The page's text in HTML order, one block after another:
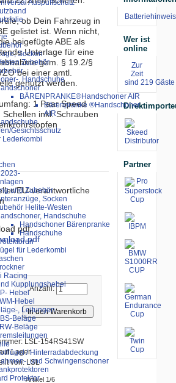
Auspuffschutz
Socken
Zubehör
, Handschuhe
BÄRENPRANKE®Handschoner AIR
Bärenpranke ®Handschoner
AIR
Gesichtsschutz
Lederkombi
und Zubehör
Socken
Helite-Westen
Handschuhe
Handschoner Bärenpranke
Handschuhe
für Lederkombi
Racing
Kupplungshebel
Hebel
Hebel
, Leitungen
Beläge
Beläge
/ Hinterradabdeckung
, und Schwingenschoner
Protektor
ob Dein Fahrzeug in
gelistet ist. Wenn nicht,
beigefügte ABE als
Unterlage für eine
gem. § 19.2/§
bei einer amtl.
genutzt werden.
1 Paar Speed
Schellen inkl. Schrauben
EU-verantwortliche
pdf:
Anzahl:
LSL-154RS41SW
Lager
von: LSL
Artikel 1/6
Batteriehinweis
Wer ist
online
Zur
Zeit
sind 219
Partner